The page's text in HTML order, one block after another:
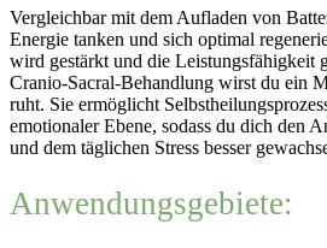
Vergleichbar mit dem Aufladen von
Energie tanken und sich optimal
wird gestärkt und die Leistungsfähigkeit
Cranio-Sacral-Behandlung wirst du ein
ruht. Sie ermöglicht
emotionaler Ebene, sodass du dich den
und dem täglichen Stress besser
Anwendungsgebiete: